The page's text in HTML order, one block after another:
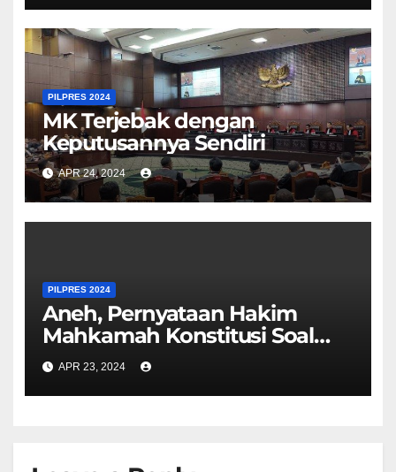
PILPRES 2024
MK Terjebak dengan
Keputusannya Sendiri
APR 24, 2024
PILPRES 2024
Aneh, Pernyataan Hakim
Mahkamah Konstitusi Soal
Bansos Kontradiktif
APR 23, 2024